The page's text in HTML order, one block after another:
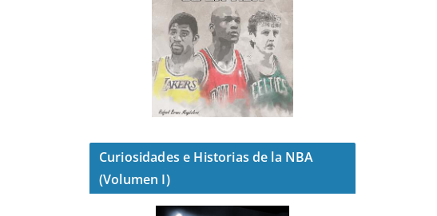
Curiosidades e Historias de la NBA
(Volumen I)